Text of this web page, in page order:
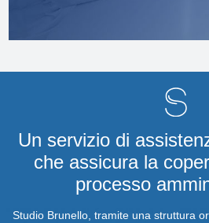
Un servizio di
che assicura la
processo
Studio Brunello, tramite una struttura